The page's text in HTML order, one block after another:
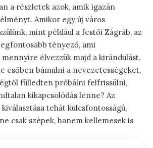
a részletek azok, amik igazán
Amikor egy új város
mint például a festői Zágráb, az
tényező, ami
élvezzük majd a kirándulást.
esőben bámulni a nevezetességeket,
fülledten próbálni felfrissülni,
kikapcsolódás lenne? Az
tehát kulcsfontosságú,
csak szépek, hanem kellemesek is